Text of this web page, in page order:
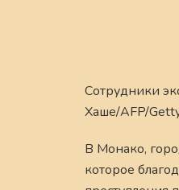
Сотрудники
Хаше/AFP/
В Монако,
которое